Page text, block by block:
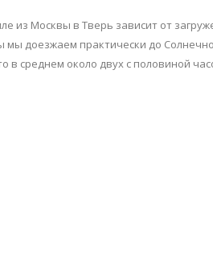
из Москвы в Тверь зависит от
мы доезжаем практически до
в среднем около двух с половиной